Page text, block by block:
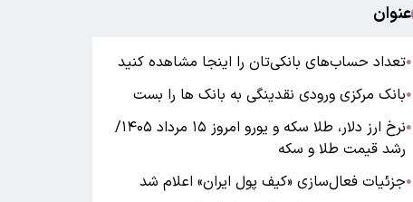
عنوان
●تعداد حساب‌های بانکی‌تان را اینجا مشاهده کنید
●بانک مرکزی ورودی نقدینگی به بانک ها را بست
●
نرخ ارز دلار، طلا سکه و یورو امروز ۱۵ مرداد ۱۴۰۵/
رشد قیمت طلا و سکه
●جزئیات فعال‌سازی «کیف پول ایران» اعلام شد